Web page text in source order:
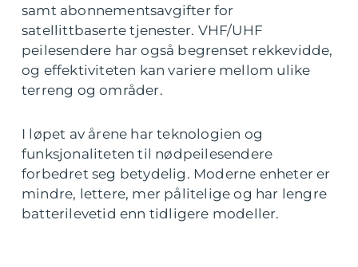
samt abonnementsavgifter for
satellittbaserte tjenester. VHF/UHF
peilesendere har også begrenset rekkevidde,
og effektiviteten kan variere mellom ulike
terreng og områder.
I løpet av årene har teknologien og
funksjonaliteten til nødpeilesendere
forbedret seg betydelig. Moderne enheter er
mindre, lettere, mer pålitelige og har lengre
batterilevetid enn tidligere modeller.